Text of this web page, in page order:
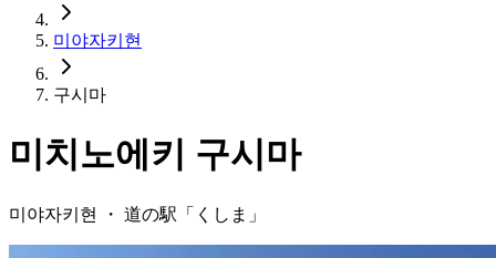
미야자키현
구시마
미치노에키 구시마
미야자키현 ・ 道の駅「 くしま 」